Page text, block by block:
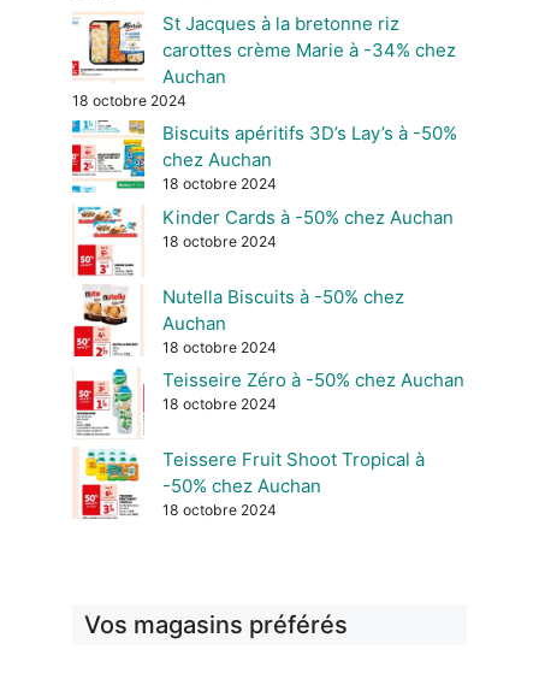
St Jacques à la bretonne riz
carottes crème Marie à -34% chez
Auchan
18 octobre 2024
Biscuits apéritifs 3D’s Lay’s à -50%
chez Auchan
18 octobre 2024
Kinder Cards à -50% chez Auchan
18 octobre 2024
Nutella Biscuits à -50% chez
Auchan
18 octobre 2024
Teisseire Zéro à -50% chez Auchan
18 octobre 2024
Teissere Fruit Shoot Tropical à
-50% chez Auchan
18 octobre 2024
Vos magasins préférés